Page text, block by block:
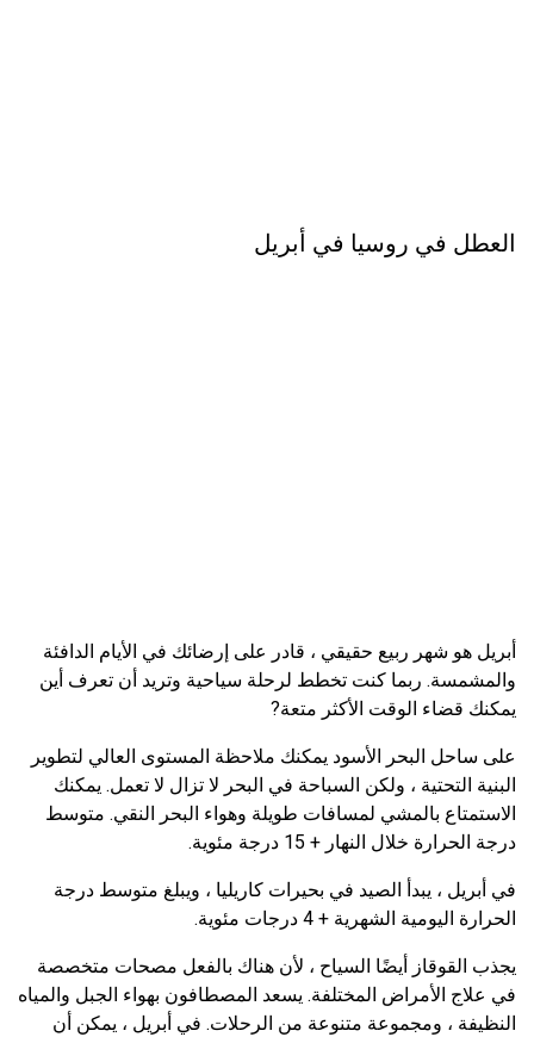
العطل في روسيا في أبريل
أبريل هو شهر ربيع حقيقي ، قادر على إرضائك في الأيام الدافئة
والمشمسة. ربما كنت تخطط لرحلة سياحية وتريد أن تعرف أين
يمكنك قضاء الوقت الأكثر متعة?
على ساحل البحر الأسود يمكنك ملاحظة المستوى العالي لتطوير
البنية التحتية ، ولكن السباحة في البحر لا تزال لا تعمل. يمكنك
الاستمتاع بالمشي لمسافات طويلة وهواء البحر النقي. متوسط ​​
درجة الحرارة خلال النهار + 15 درجة مئوية.
في أبريل ، يبدأ الصيد في بحيرات كاريليا ، ويبلغ متوسط ​​درجة
الحرارة اليومية الشهرية + 4 درجات مئوية.
يجذب القوقاز أيضًا السياح ، لأن هناك بالفعل مصحات متخصصة
في علاج الأمراض المختلفة. يسعد المصطافون بهواء الجبل والمياه
النظيفة ، ومجموعة متنوعة من الرحلات. في أبريل ، يمكن أن